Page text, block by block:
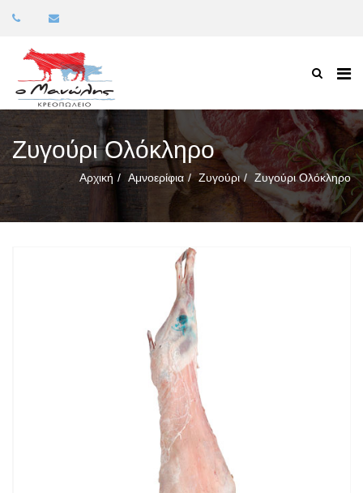
Ζυγούρι Ολόκληρο
Αρχική Αμνοερίφια Ζυγούρι Ζυγούρι Ολόκληρο